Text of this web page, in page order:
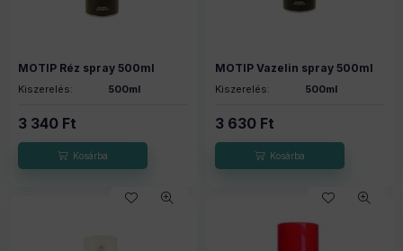
MOTIP Réz spray 500ml
Kiszerelés: 500ml
3 340 Ft
MOTIP Vazelin spray 500ml
Kiszerelés: 500ml
3 630 Ft